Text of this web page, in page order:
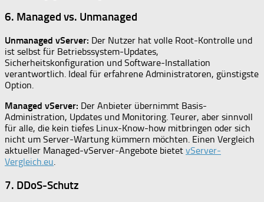
6. Managed vs. Unmanaged
Unmanaged vServer: Der Nutzer hat volle Root-Kontrolle und
ist selbst für Betriebssystem-Updates,
Sicherheitskonfiguration und Software-Installation
verantwortlich. Ideal für erfahrene Administratoren, günstigste
Option.
Managed vServer: Der Anbieter übernimmt Basis-
Administration, Updates und Monitoring. Teurer, aber sinnvoll
für alle, die kein tiefes Linux-Know-how mitbringen oder sich
nicht um Server-Wartung kümmern möchten. Einen Vergleich
aktueller Managed-vServer-Angebote bietet vServer-
Vergleich.eu.
7. DDoS-Schutz